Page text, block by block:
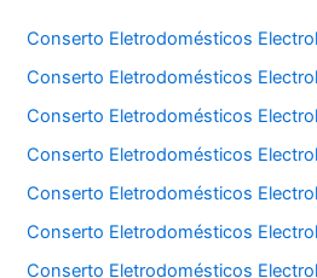
Conserto Eletrodomésticos
Conserto Eletrodomésticos
Conserto Eletrodomésticos
Conserto Eletrodomésticos
Conserto Eletrodomésticos
Conserto Eletrodomésticos
Conserto Eletrodomésticos